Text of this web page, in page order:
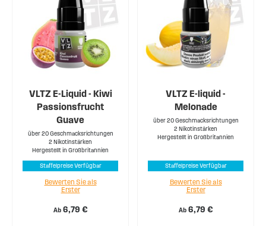
VLTZ E-Liquid - Kiwi
Passionsfrucht
Guave
über 20 Geschmacksrichtungen
2 Nikotinstärken
Hergestellt in Großbritannien
Staffelpreise Verfügbar
Ab 6,79 €
Bewerten Sie als
Erster
VLTZ E-liquid -
Melonade
über 20 Geschmacksrichtungen
2 Nikotinstärken
Hergestellt in Großbritannien
Staffelpreise Verfügbar
Ab 6,79 €
Bewerten Sie als
Erster